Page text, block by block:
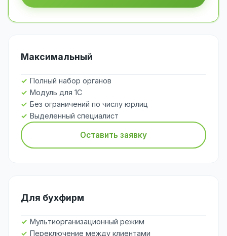
Максимальный
Полный набор органов
Модуль для 1С
Без ограничений по числу юрлиц
Выделенный специалист
Оставить заявку
Для бухфирм
Мультиорганизационный режим
Переключение между клиентами